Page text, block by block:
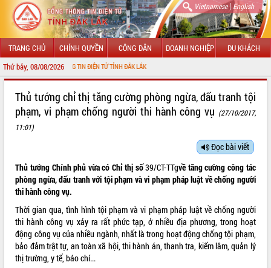
Vietnamese| English
TRANG CHỦ CHÍNH QUYỀN CÔNG DÂN DOANH NGHIỆP DU KHÁCH
Thứ bảy, 08/08/2026
THÔNG TIN ĐIỆN TỬ TỈNH ĐẮK LẮK
LÃNH ĐẠO UBND TỈNH
SỞ, BAN, NGÀNH
UBND CÁC XÃ, PHƯỜNG
THÔNG TIN CHỈ ĐẠO ĐIỀU HÀNH
HỆ THỐNG VĂN BẢN
VĂN BẢN HĐND TỈNH
Thủ tướng chỉ thị tăng cường phòng ngừa, đấu tranh tội
phạm, vi phạm chống người thi hành công vụ (27/10/2017,
11:01)
Đọc bài viết
Thủ tướng Chính phủ vừa có Chỉ thị số39/CT-TTgvề tăng cường công tác
phòng ngừa, đấu tranh với tội phạm và vi phạm pháp luật về chống người
thi hành công vụ.
Thời gian qua, tình hình tội phạm và vi phạm pháp luật về chống người
thi hành công vụ xảy ra rất phức tạp, ở nhiều địa phương, trong hoạt
động công vụ của nhiều ngành, nhất là trong hoạt động chống tội phạm,
bảo đảm trật tự, an toàn xã hội, thi hành án, thanh tra, kiểm lâm, quản lý
thị trường, y tế, báo chí...